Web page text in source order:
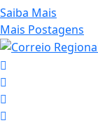
Saiba Mais
Mais Postagens